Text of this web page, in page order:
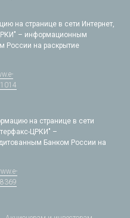
на странице в сети Интернет,
– информационным
России на раскрытие
на странице в сети
ЦРКИ" –
Банком России на